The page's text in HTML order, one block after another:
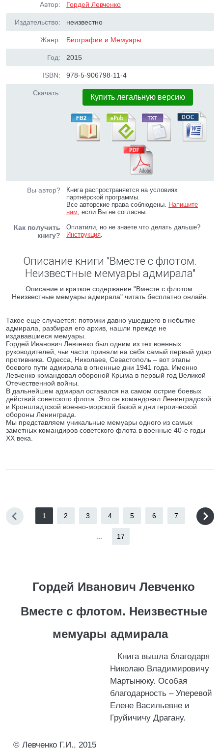
Автор: Гордей Левченко
Издательство: неизвестно
Жанр: Биографии и Мемуары
Год: 2015
ISBN: 978-5-906798-11-4
Скачать: Купить легальную версию
Вы автор?
Книга распространяется на условиях
партнёрской программы.
Все авторские права соблюдены. Напишите
нам, если Вы не согласны.
Как получить
книгу?
Оплатили, но не знаете что делать дальше?
Инструкция.
Описание книги "Вместе с флотом.
Неизвестные мемуары адмирала"
Описание и краткое содержание "Вместе с флотом.
Неизвестные мемуары адмирала" читать бесплатно онлайн.
Такое еще случается: потомки давно ушедшего в небытие
адмирала, разбирая его архив, нашли прежде не
издававшиеся мемуары.
Гордей Иванович Левченко был одним из тех военных
руководителей, чьи части приняли на себя самый первый удар
противника. Одесса, Николаев, Севастополь – вот этапы
боевого пути адмирала в огненные дни 1941 года. Именно
Левченко командовал обороной Крыма в первый год Великой
Отечественной войны.
В дальнейшем адмирал оставался на самом острие боевых
действий советского флота. Это он командовал Ленинградской
и Кронштадтской военно-морской базой в дни героической
обороны Ленинграда.
Мы представляем уникальные мемуары одного из самых
заметных командиров советского флота в военные 40-е годы
ХХ века.
1 2 3 4 5 6 7
17
Гордей Иванович Левченко
Вместе с флотом. Неизвестные
мемуары адмирала
Книга вышла благодаря
Николаю Владимировичу
Мартынюку. Особая
благодарность – Уперевой
Елене Васильевне и
Груйичичу Драгану.
© Левченко Г.И., 2015